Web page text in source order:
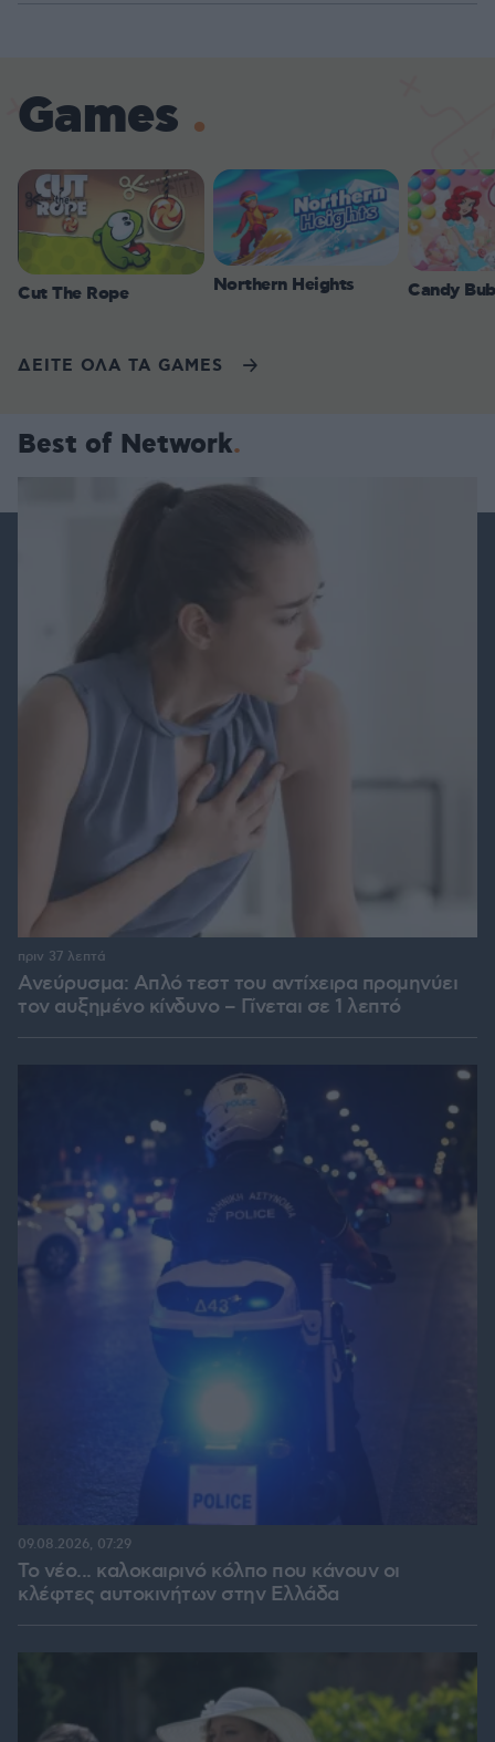
Games
Cut The Rope Northern Heights Candy
ΔΕΙΤΕ ΟΛΑ ΤΑ GAMES
Best of Network
Ανεύρυσμα: Απλό τεστ του αντίχειρα προμηνύει
τον αυξημένο κίνδυνο – Γίνεται σε 1 λεπτό
πριν 37 λεπτά
Το νέο... καλοκαιρινό κόλπο που κάνουν οι
κλέφτες αυτοκινήτων στην Ελλάδα
09.08.2026, 07:29